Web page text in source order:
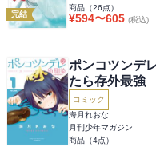
完結
商品（26点）
¥594〜605 (税込)
ポンコツンデ
たら存外最強
コミック
海月れおな
月刊少年マガジン
商品（4点）